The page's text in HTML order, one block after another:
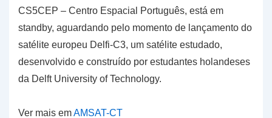
CS5CEP – Centro Espacial Português, está em
standby, aguardando pelo momento de lançamento do
satélite europeu Delfi-C3, um satélite estudado,
desenvolvido e construído por estudantes holandeses
da Delft University of Technology.
Ver mais emAMSAT-CT